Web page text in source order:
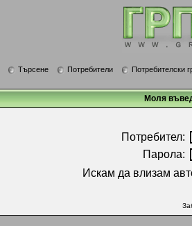
Търсене Потребители
Потребителски
Моля
Потребител:
Парола:
Искам да влизам